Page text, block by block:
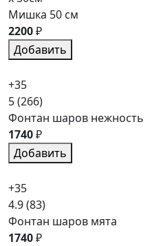
Мишка 50 см
2200₽
Добавить
+35
5(266)
Фонтан шаров нежность
1740₽
Добавить
+35
4.9(83)
Фонтан шаров мята
1740₽